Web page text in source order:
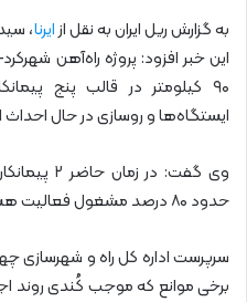
به گزارش ریل ایران به نقل ازایرنا،
این خبر افزود: پروژه راه‌آهن
۹۰ کیلومتر در قالب پنج
ایستگاه‌ها و روسازی در حال
وی گفت:
حدود ۸۰ درصد مشغول فعالیت هستند.
سرپرست اداره کل راه و شهرسازی
برخی موانع که موجب کُندی روند